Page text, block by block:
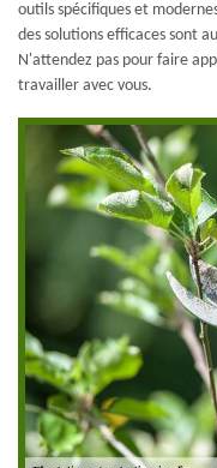
outils spécifiques et
des solutions efficaces sont
N'attendez pas pour faire
travailler avec vous.